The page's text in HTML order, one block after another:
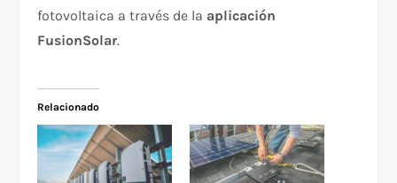
fotovoltaica a través de la aplicación
FusionSolar.
Relacionado